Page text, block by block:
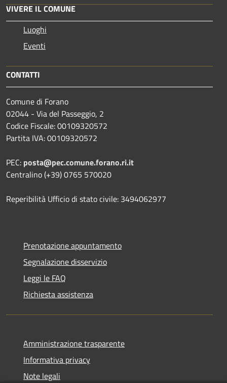
VIVERE IL COMUNE
Luoghi
Eventi
CONTATTI
Comune di Forano
02044 - Via del Passeggio, 2
Codice Fiscale: 00109320572
Partita IVA: 00109320572
PEC: posta@pec.comune.forano.ri.it
Centralino (+39) 0765 570020
Reperibilità Ufficio di stato civile: 3494062977
Prenotazione appuntamento
Segnalazione disservizio
Leggi le FAQ
Richiesta assistenza
Amministrazione trasparente
Informativa privacy
Note legali